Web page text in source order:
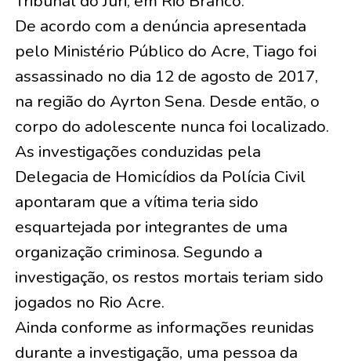
De acordo com a denúncia apresentada
pelo Ministério Público do Acre, Tiago foi
assassinado no dia 12 de agosto de 2017,
na região do Ayrton Sena. Desde então, o
corpo do adolescente nunca foi localizado.
As investigações conduzidas pela
Delegacia de Homicídios da Polícia Civil
apontaram que a vítima teria sido
esquartejada por integrantes de uma
organização criminosa. Segundo a
investigação, os restos mortais teriam sido
jogados no Rio Acre.
Ainda conforme as informações reunidas
durante a investigação, uma pessoa da